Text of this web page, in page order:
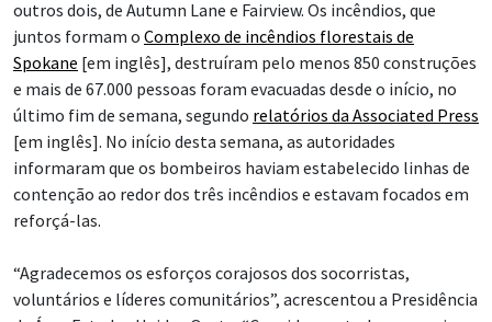
outros dois, de Autumn Lane e Fairview. Os incêndios, que
juntos formam o Complexo de incêndios florestais de
Spokane [em inglês], destruíram pelo menos 850 construções
e mais de 67.000 pessoas foram evacuadas desde o início, no
último fim de semana, segundo relatórios da Associated Press
[em inglês]. No início desta semana, as autoridades
informaram que os bombeiros haviam estabelecido linhas de
contenção ao redor dos três incêndios e estavam focados em
reforçá-las.
“Agradecemos os esforços corajosos dos socorristas,
voluntários e líderes comunitários”, acrescentou a Presidência